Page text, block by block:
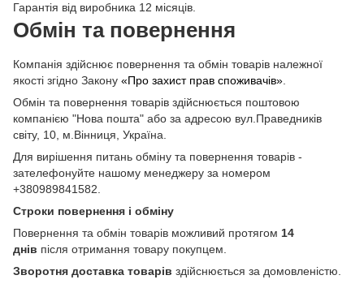
Гарантія від виробника 12 місяців.
Обмін та повернення
Компанія здійснює повернення та обмін товарів належної
якості згідно Закону «Про захист прав споживачів»
Обмін та повернення товарів здійснюється поштовою
компанією "Нова пошта" або за адресою вул.Праведників
світу, 10, м.Вінниця, Україна.
Для вирішення питань обміну та повернення товарів -
зателефонуйте нашому менеджеру за номером
+380989841582.
Строки повернення і обміну
Повернення та обмін товарів можливий протягом 14
днів після отримання товару покупцем.
Зворотня доставка товарів здійснюється за домовленістю.